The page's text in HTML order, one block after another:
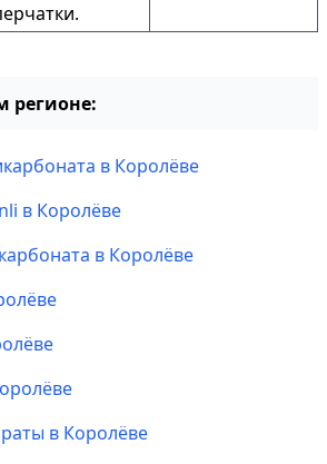
регионе:
в Королёве
в Королёве
в Королёве
в Королёве